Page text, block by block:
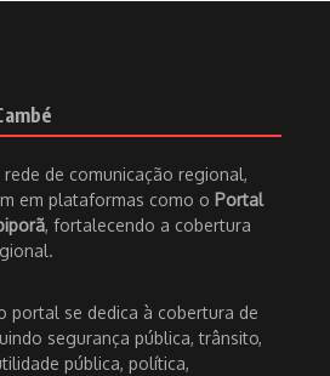
de comunicação regional,
em plataformas como o Portal
, fortalecendo a cobertura
portal se dedica à cobertura de
segurança pública, trânsito,
pública, política,